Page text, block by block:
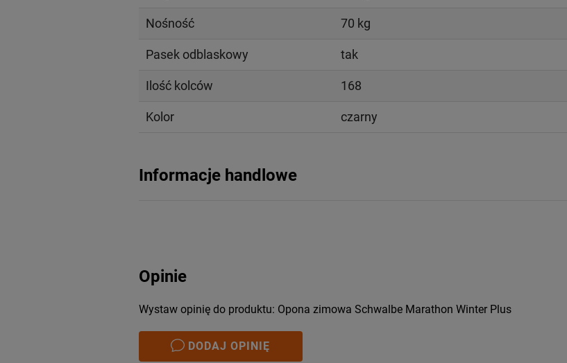
Nośność 70 kg
Pasek odblaskowy tak
Ilość kolców 168
Kolor czarny
Informacje handlowe
Opinie
Wystaw opinię do produktu: Opona zimowa Schwalbe Marathon Winter Plus
DODAJ OPINIĘ